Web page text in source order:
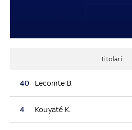
Titolari
40 Lecomte B.
4 Kouyaté K.